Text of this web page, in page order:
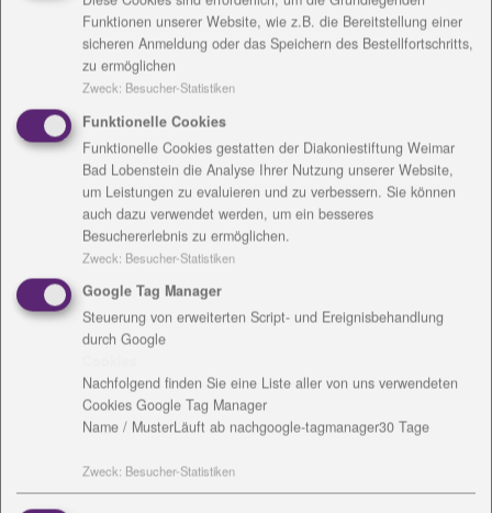
gemeinsamen Frühstück, wurde gepackt und mit
dem hauseigenen Bus ging es zum EGA- Park in
Erfurt, zur jährlichen Kürbisausstellung. Mehr als
20.000 Kürbisse wurden in wunderschön verzierten
Figuren unter dem diesjährigen Motto: „ Fliegen“
präsentiert und boten Anlass zur gemeinsamen
Freude und Gesprächen aber auch zum Träumen.
„Das Wetter hielt zum Glück und alle unsere Gäste
bestaunten die ausgestellten Werke“, berichtete
Andrea Stemmer, Leiterin der Tagespflege Bethanien.
Sie ist froh, dass der erste Ausflug gut gelaufen ist
und große Freude bereitet hat. Für das leibliche Wohl
gesorgt. Ein Gast der Tagespflege war besonders
froh, an diesem Ausflug teilgenommen zu haben und
sagte: „Die EGA ist immer wieder einen Ausflug wert.
Danke, dass ich diesen tollen Tag mit Euch erleben
konnte, denn allein kann ich da nicht mehr hin.“
Funktionen unserer Website, wie z.B. die Bereitstellung einer
sicheren Anmeldung oder das Speichern des Bestellfortschritts,
zu ermöglichen
Zweck: Besucher-Statistiken
Funktionelle Cookies
Funktionelle Cookies gestatten der Diakoniestiftung Weimar
Bad Lobenstein die Analyse Ihrer Nutzung unserer Website,
um Leistungen zu evaluieren und zu verbessern. Sie können
auch dazu verwendet werden, um ein besseres
Besuchererlebnis zu ermöglichen.
Zweck: Besucher-Statistiken
Google Tag Manager
Steuerung von erweiterten Script- und Ereignisbehandlung
durch Google
Nachfolgend finden Sie eine Liste aller von uns verwendeten
Cookies Google Tag Manager
Name / MusterLäuft ab nachgoogle-tagmanager30 Tage
Zweck: Besucher-Statistiken